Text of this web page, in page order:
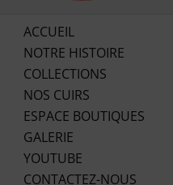
ACCUEIL
NOTRE HISTOIRE
COLLECTIONS
NOS CUIRS
ESPACE BOUTIQUES
GALERIE
YOUTUBE
CONTACTEZ-NOUS